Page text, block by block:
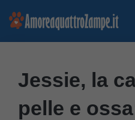
Vai
Jessie, la
pelle e